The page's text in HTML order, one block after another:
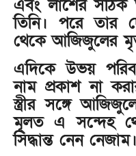
এবং লাশের সঠিক
তিনি। পরে তার
থেকে আজিজুলের
এদিকে উভয়
নাম প্রকাশ না
স্ত্রীর সঙ্গে
মূলত এ সন্দেহ
সিদ্ধান্ত নেন নেজাম।